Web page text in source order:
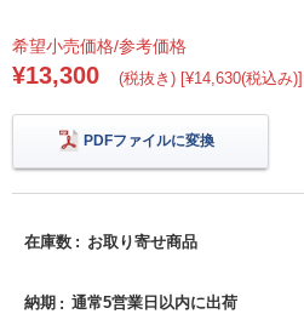
希望小売価格/参考価格
¥13,300 (税抜き) [¥14,630(税込み)]
PDFファイルに変換
在庫数 お取り寄せ商品
納期 通常5営業日以内に出荷